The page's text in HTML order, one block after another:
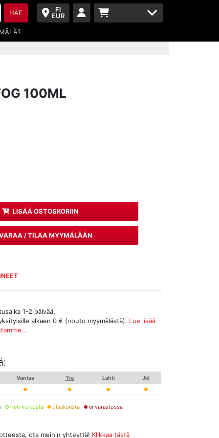
FI
EUR
HAE
100ML
LISÄÄ OSTOSKORIIN
/ TILAA MYYMÄLÄÄN
1-2 päivää.
alkaen 0 € (nouto myymälästä). Lue lisää
Vantaa Tre Lahti Jkl
heti verkosta tilauksesta ei varastossa
ota meihin yhteyttä! Klikkaa tästä